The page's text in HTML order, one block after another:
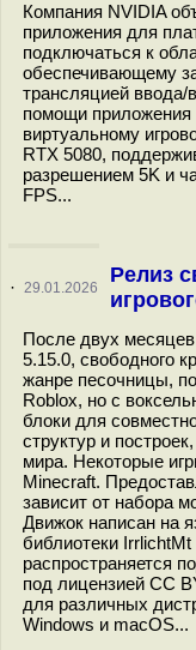
Компания NVIDIA
приложения для
подключаться к
обеспечивающему
трансляцией ввода/
помощи приложения
виртуальному
RTX 5080,
разрешением 5K и
FPS...
· 29.01.2026
Релиз
После двух месяцев
5.15.0, свободного
жанре песочницы,
Roblox, но с
блоки для
структур и
мира. Некоторые
Minecraft.
зависит от набора
Движок написан на
библиотеки
распространяется
под лицензией CC
для различных
Windows и macOS...